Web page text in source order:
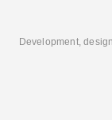
Development,